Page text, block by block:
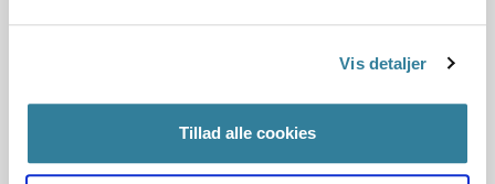
Vis detaljer
Tillad alle cookies
Forældrenes indtægtsforhold
Hjælp til ung udlænding
Historisk Kommunal